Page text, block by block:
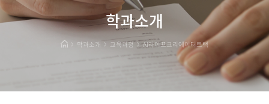
DAEJEON HEALTH UNIVERSITY
대전보건대학교학과소개
학과소개 교육과정 AI라이프크리에이터트랙